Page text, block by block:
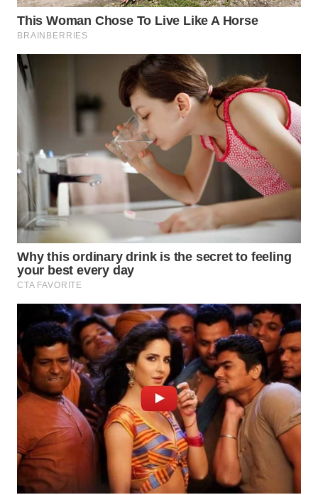
WN
PAKPAK
KARAWANG
WN
BOGOR
WN
DEPOK
WN
UTARA
WN
SAMOSIR
WN
PADANG
LAWAS
WN
SUMEDANG